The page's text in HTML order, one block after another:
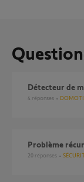
Détecteur de
4 réponses
Problème
20 réponses